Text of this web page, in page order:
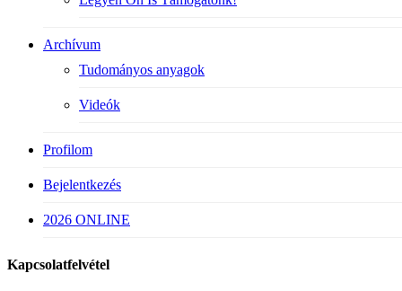
Archívum
Tudományos anyagok
Videók
Profilom
Bejelentkezés
2026 ONLINE
Kapcsolatfelvétel